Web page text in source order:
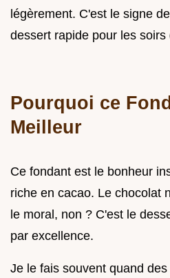
légèrement. C'est le signe
dessert rapide pour les soirs
Pourquoi ce
Meilleur
Ce fondant est le bonheur
riche en cacao. Le chocolat
le moral, non ? C'est le
par excellence.
Je le fais souvent quand